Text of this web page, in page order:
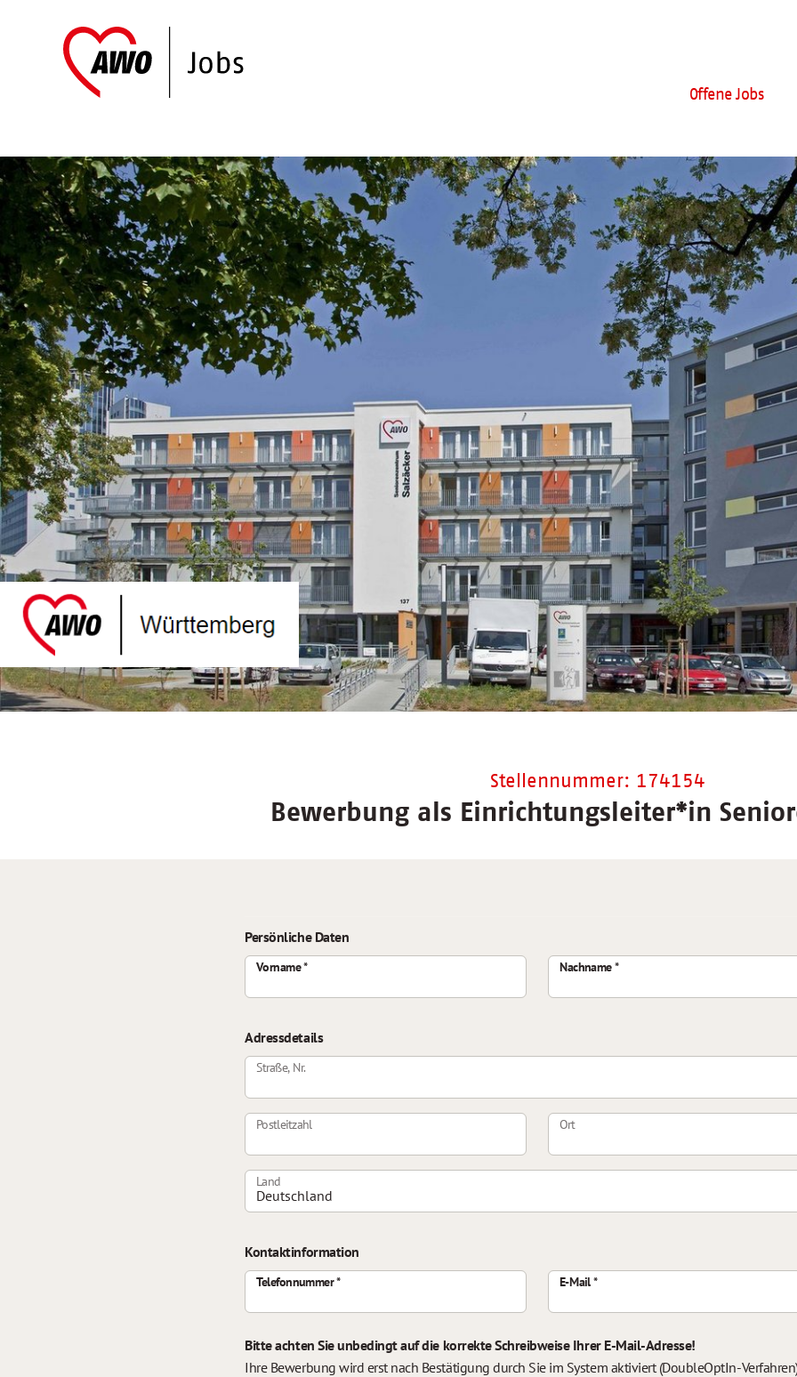
Offene Jobs
Stellennummer: 174154
Bewerbung als Einrichtungsleiter*in
Persönliche Daten
Vorname Nachname
Adressdetails
Straße, Nr.
Postleitzahl Ort
Land
Kontaktinformation
Telefonnummer E-Mail
Bitte achten Sie unbedingt auf die korrekte Schreibweise Ihrer E-Mail-Adresse!
Ihre Bewerbung wird erst nach Bestätigung durch Sie im System aktiviert (DoubleOptIn-